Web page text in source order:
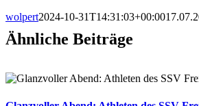
wolpert2024-10-31T14:31:03+00:00
Ähnliche Beiträge